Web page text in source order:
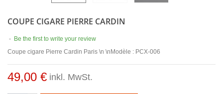
COUPE CIGARE PIERRE CARDIN
- Be the first to write your review
Coupe cigare Pierre Cardin Paris \n \nModèle : PCX-006
49,00 € inkl. MwSt.